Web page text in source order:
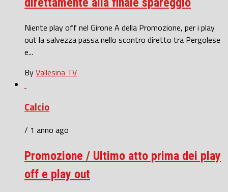
Niente play off nel Girone A della Promozione, per i play
out la salvezza passa nello scontro diretto tra Pergolese
e...
ByVallesina TV
Calcio
/ 1 anno ago
Promozione / Ultimo atto prima dei play
off e play out